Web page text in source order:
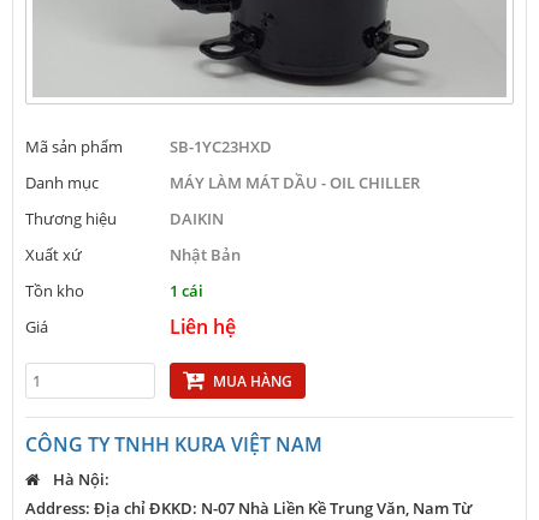
Mã sản phẩm
SB-1YC23HXD
Danh mục
MÁY LÀM MÁT DẦU - OIL CHILLER
Thương hiệu
DAIKIN
Xuất xứ
Nhật Bản
Tồn kho
1 cái
Giá
Liên hệ
MUA HÀNG
CÔNG TY TNHH KURA VIỆT NAM
Hà Nội:
Address: Địa chỉ ĐKKD: N-07 Nhà Liền Kề Trung Văn, Nam Từ